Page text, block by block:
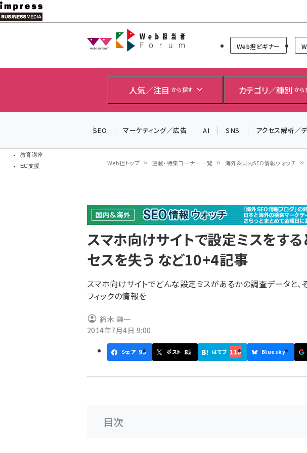
メ
イ
教育講座
EC支援
Web担当者Forum
Web担ビギナー
人気／注目 から探す カテゴリ／種別 から
SEO マーケティング／広告 AI SNS アクセス解析／
ン
く
ず
Web担トップ 連載・特集コーナー一覧 海外&国内SEO情報ウォッチ
スマホ向けサイトで設定ミスをす
セスを失う など10+4記事
スマホ向けサイトでどんな設定ミスがあるかの調査データと、
フィックの情報を
鈴木 謙一
2014年7月4日 9:00
シェア 95 ポスト 82 はてブ 110 Bluesky
目次
＼ 読者アンケート
▼アンケートページ